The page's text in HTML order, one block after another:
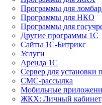
Программы для
Программы для НКО
Программы для
Другие программы 1С
Сайты 1С-Битрикс
Услуги
Аренда 1С
Сервер для установки
СМС-рассылка
Мобильные
ЖКХ: Личный кабинет